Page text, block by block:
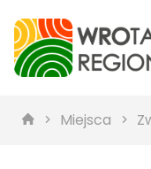
Miejsca